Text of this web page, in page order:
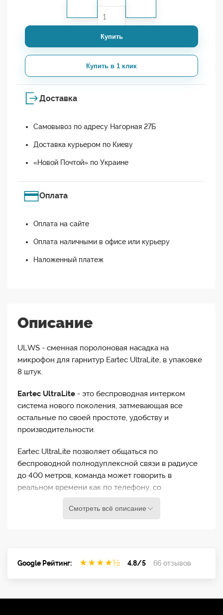
Купить
Купить в 1 клик
Доставка
Самовывоз по адресу Нагорная 27Б
Доставка курьером по Киеву
«Новой Почтой» по Украине
Оплата
Оплата на сайте
Оплата наличными в офисе или курьеру
Наложенный платеж
Описание
ULWS - сменная поролоновая насадка на
микрофон для гарнитур Eartec UltraLite, в упаковке
8 штук.
Eartec UltraLite - это беспроводная интерком
система нового поколения, затмевающая все
остальные по своей простоте, удобству и
производительности.
Eartec UltraLite позволяет общаться по
беспроводной полнодуплексной связи в радиусе
до 400 метров, команда может говорить в
реальном времени как по телефону, со
Микрофон включается и отключается поднятием и
Смотреть всё описание
Google Рейтинг: ★ ★ ★ ★½ 4.8/5 66 отзывов